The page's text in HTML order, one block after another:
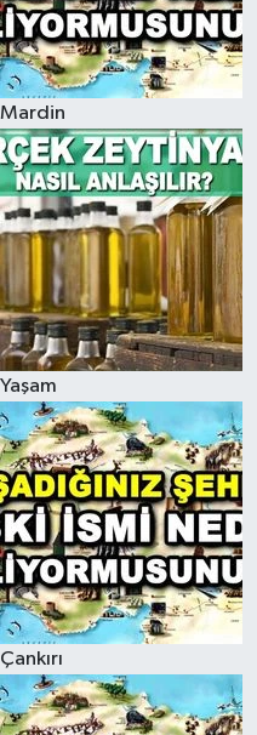
Mardin
Yaşam
Çankırı